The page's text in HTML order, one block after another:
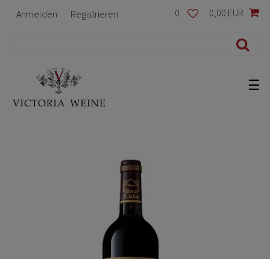
Anmelden Registrieren 0 0,00 EUR
☰